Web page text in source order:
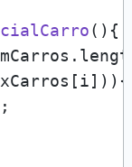
( ){
;